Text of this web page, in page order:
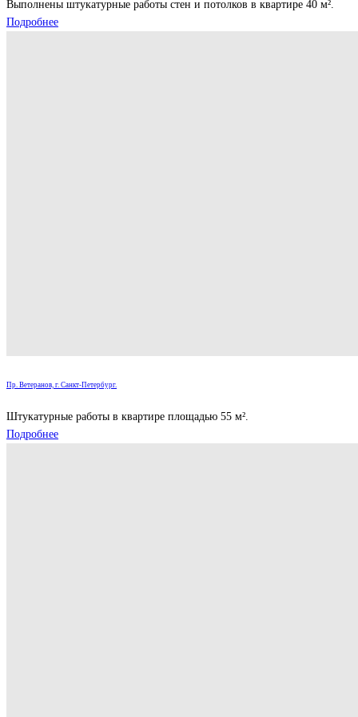
Выполнены штукатурные работы стен и потолков в квартире 40 м².
Подробнее
Пр. Ветеранов, г. Санкт-Петербург.
Штукатурные работы в квартире площадью 55 м².
Подробнее